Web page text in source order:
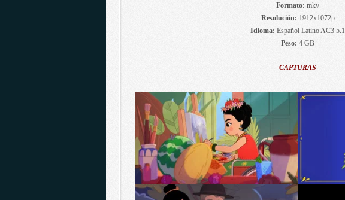
Formato: mkv
Resolución: 1912x1072p
Idioma: Español Latino AC3 5.1
Peso: 4 GB
CAPTURAS